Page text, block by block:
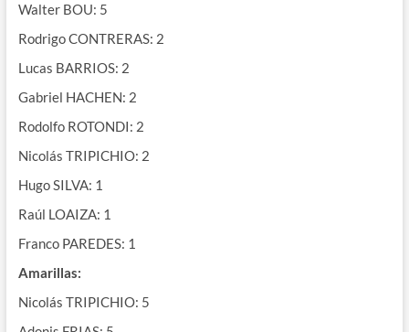
Walter BOU: 5
Rodrigo CONTRERAS: 2
Lucas BARRIOS: 2
Gabriel HACHEN: 2
Rodolfo ROTONDI: 2
Nicolás TRIPICHIO: 2
Hugo SILVA: 1
Raúl LOAIZA: 1
Franco PAREDES: 1
Amarillas:
Nicolás TRIPICHIO: 5